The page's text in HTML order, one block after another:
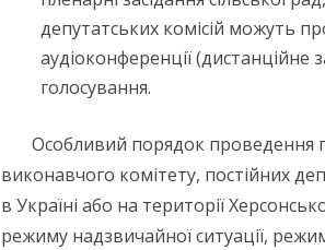
депутатських комісій можуть
аудіоконференції
голосування.
Особливий порядок проведення
виконавчого комітету, постійних
в Україні або на території
режиму надзвичайної ситуації,